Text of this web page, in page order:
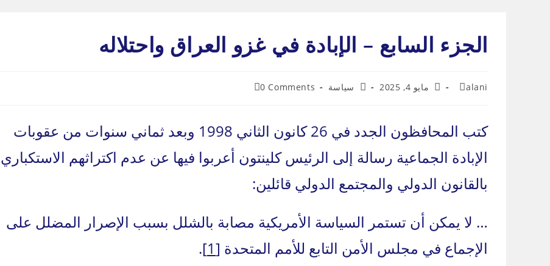
الجزء السابع – الإبادة في غزو العراق واحتلاله
Post
alani
Postمايو 4, 2025
Postسياسة
Post
0 Comments
كتب المحافظون الجدد في 26 كانون الثاني 1998 وبعد ثماني سنوات من عقوبات
الإبادة الجماعية رسالة إلى الرئيس كلينتون أعربوا فيها عن عدم اكتراثهم الاستكباري
بالقانون الدولي والمجتمع الدولي قائلين:
… لا يمكن أن تستمر السياسة الأمريكية مصابة بالشلل بسبب الإصرار المضلل على
الإجماع في مجلس الأمن التابع للأمم المتحدة [1]
.